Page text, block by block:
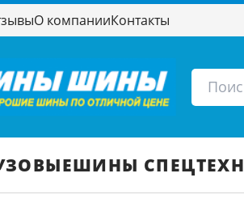
О компанииКонтакты
ШИНЫ